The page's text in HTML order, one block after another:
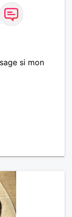
si mon